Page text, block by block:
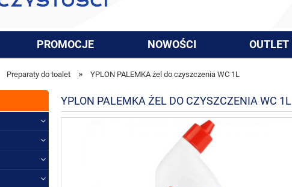
PROMOCJE NOWOŚCI OUTLET
Preparaty do toalet » YPLON PALEMKA żel do czyszczenia WC 1L
YPLON PALEMKA ŻEL DO CZYSZCZENIA WC 1L